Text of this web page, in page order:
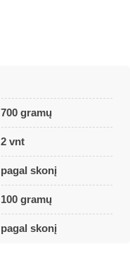
700 gramų
2 vnt
pagal skonį
100 gramų
pagal skonį